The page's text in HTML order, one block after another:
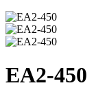
EA2-450